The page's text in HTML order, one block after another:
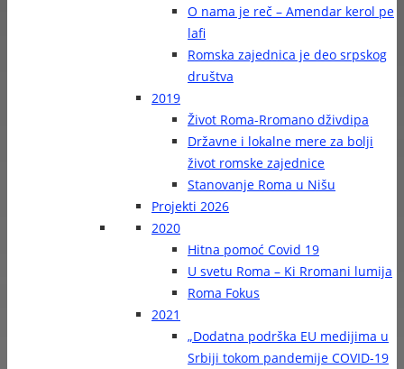
O nama je reč – Amendar kerol pe
lafi
Romska zajednica je deo srpskog
društva
2019
Život Roma-Rromano dživdipa
Državne i lokalne mere za bolji
život romske zajednice
Stanovanje Roma u Nišu
Projekti 2026
2020
Hitna pomoć Covid 19
U svetu Roma – Ki Rromani lumija
Roma Fokus
2021
„Dodatna podrška EU medijima u
Srbiji tokom pandemije COVID-19